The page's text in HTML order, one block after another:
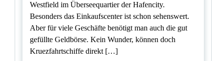
Westfield im Überseequartier der Hafencity.
Besonders das Einkaufscenter ist schon sehenswert.
Aber für viele Geschäfte benötigt man auch die gut
gefüllte Geldbörse. Kein Wunder, können doch
Kruezfahrtschiffe direkt […]